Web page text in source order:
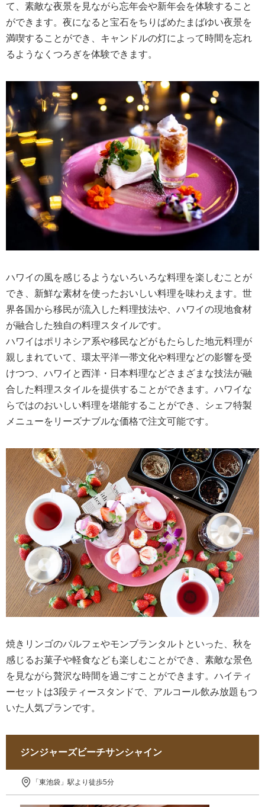
て、素敵な夜景を見ながら忘年会や新年会を体験すること
ができます。夜になると宝石をちりばめたまばゆい夜景を
満喫することができ、キャンドルの灯によって時間を忘れ
るようなくつろぎを体験できます。
ハワイの風を感じるようないろいろな料理を楽しむことが
でき、新鮮な素材を使ったおいしい料理を味わえます。世
界各国から移民が流入した料理技法や、ハワイの現地食材
が融合した独自の料理スタイルです。
ハワイはポリネシア系や移民などがもたらした地元料理が
親しまれていて、環太平洋一帯文化や料理などの影響を受
けつつ、ハワイと西洋・日本料理などさまざまな技法が融
合した料理スタイルを提供することができます。ハワイな
らではのおいしい料理を堪能することができ、シェフ特製
メニューをリーズナブルな価格で注文可能です。
焼きリンゴのパルフェやモンブランタルトといった、秋を
感じるお菓子や軽食なども楽しむことができ、素敵な景色
を見ながら贅沢な時間を過ごすことができます。ハイティ
ーセットは3段ティースタンドで、アルコール飲み放題もつ
いた人気プランです。
ジンジャーズビーチサンシャイン
「東池袋」駅より徒歩5分